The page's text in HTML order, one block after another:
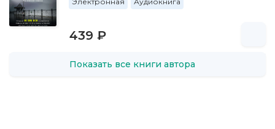
439 ₽
Показать все книги автора